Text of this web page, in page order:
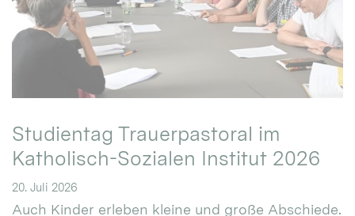
Studientag Trauerpastoral im
Katholisch-Sozialen Institut 2026
20. Juli 2026
Auch Kinder erleben kleine und große Abschiede.